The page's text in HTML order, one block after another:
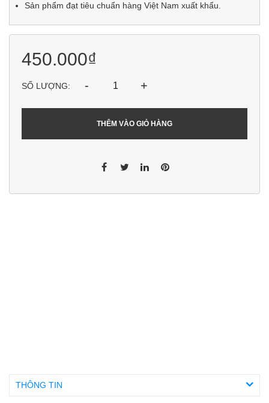
Sản phẩm đạt tiêu chuẩn hàng Việt Nam xuất khẩu.
450.000₫
SỐ LƯỢNG: - +
THÊM VÀO GIỎ HÀNG
THÔNG TIN